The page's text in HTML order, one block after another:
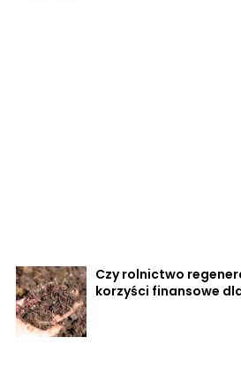
Czy rolnictwo
korzyści finansowe